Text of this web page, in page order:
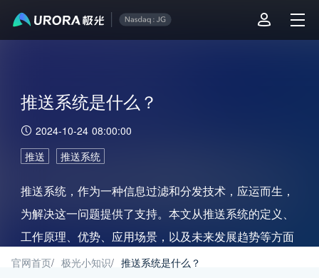
推送系统是什么？
2024-10-24 08:00:00
推送
推送系统
推送系统，作为一种信息过滤和分发技术，应运而生，
为解决这一问题提供了支持。本文从推送系统的定义、
工作原理、优势、应用场景，以及未来发展趋势等方面
进行深入剖析，探讨极光推送如何为推送系统提供全面
官网首页/ 极光小知识/ 推送系统是什么？